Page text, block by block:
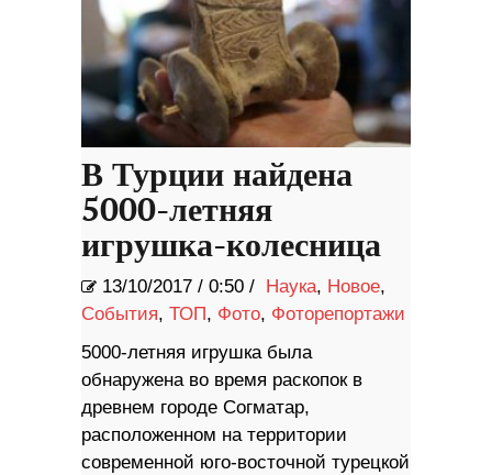
В Турции найдена
5000-летняя
игрушка-колесница
13/10/2017 / 0:50 / Наука, Новое,
События, ТОП, Фото, Фоторепортажи
5000-летняя игрушка была
обнаружена во время раскопок в
древнем городе Согматар,
расположенном на территории
современной юго-восточной турецкой